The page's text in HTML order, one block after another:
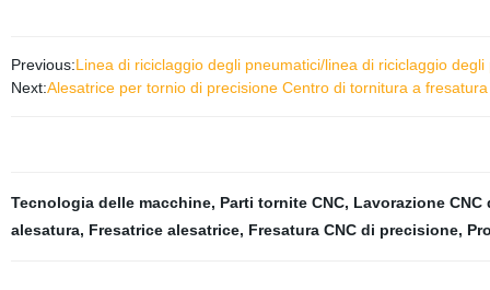
Previous:Linea di riciclaggio degli pneumatici/linea di riciclaggio
Next:Alesatrice per tornio di precisione Centro di tornitura a fresatura
Tecnologia delle macchine, Parti tornite CNC, Lavorazione
alesatura, Fresatrice alesatrice, Fresatura CNC di precisione,